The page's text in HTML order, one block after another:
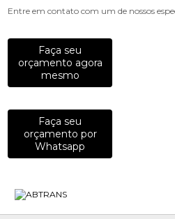
Entre em contato com um de nossos
Faça seu
orçamento agora
mesmo
Faça seu
orçamento por
Whatsapp